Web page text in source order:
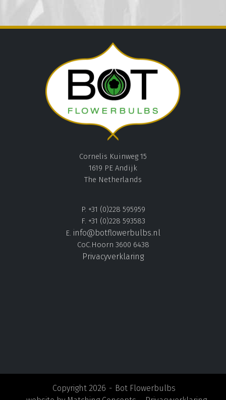
Cornelis Kuinweg 15
1619 PE Andijk
The Netherlands
P. +31 (0)228 595959
F. +31 (0)228 593583
E. info@botflowerbulbs.nl
CoC.Hoorn 3600 6438
Privacyverklaring
Copyright 2026
Bot Flowerbulbs